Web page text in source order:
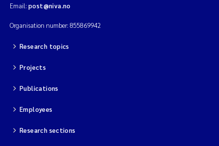
Marianne Olsen
Marc Anglès d'Auriac
Jonas Persson
Email: post@niva.no
Organisation number: 855869942
Research topics
Projects
Publications
Employees
Research sections